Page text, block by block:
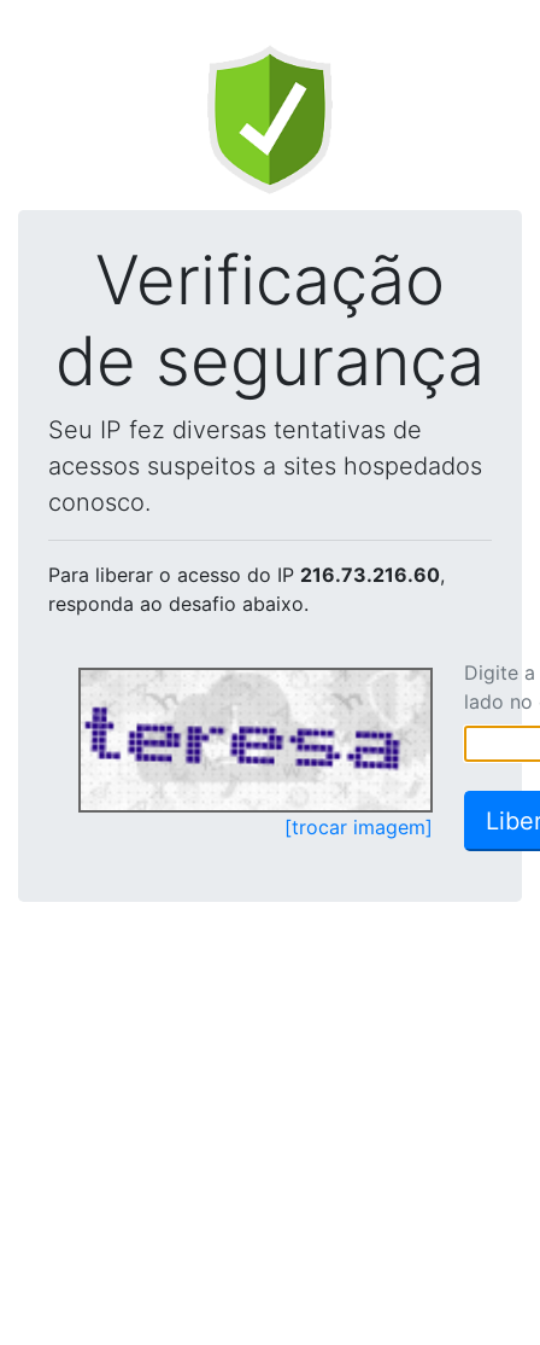
Verificação
de segurança
Seu IP fez diversas tentativas de
acessos suspeitos a sites hospedados
conosco.
Para liberar o acesso do IP 216.73.216.60,
responda ao desafio abaixo.
[trocar imagem]
Digite
lado no